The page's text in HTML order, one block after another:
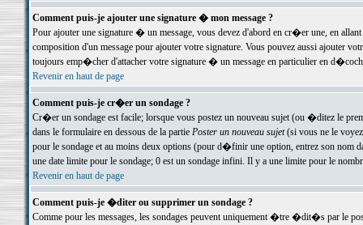
Comment puis-je ajouter une signature � mon message ?
Pour ajouter une signature � un message, vous devez d'abord en cr�er une, en
composition d'un message pour ajouter votre signature. Vous pouvez aussi ajouter
toujours emp�cher d'attacher votre signature � un message en particulier en
Revenir en haut de page
Comment puis-je cr�er un sondage ?
Cr�er un sondage est facile; lorsque vous postez un nouveau sujet (ou �ditez le
dans le formulaire en dessous de la partie Poster un nouveau sujet(si vous ne le voyez
pour le sondage et au moins deux options (pour d�finir une option, entrez son nom
une date limite pour le sondage; 0 est un sondage infini. Il y a une limite pour le
Revenir en haut de page
Comment puis-je �diter ou supprimer un sondage ?
Comme pour les messages, les sondages peuvent uniquement �tre �dit�s par le